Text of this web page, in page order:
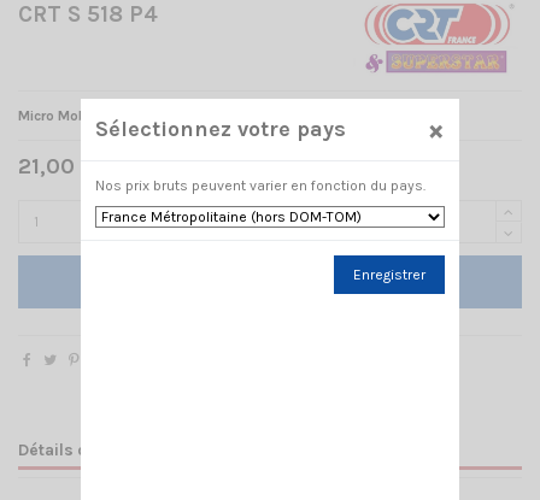
CRT S 518 P4
Micro Mobile Standard P4
21,00 € TTC
Détails du produit
Sélectionnez votre pays ×
Nos prix bruts peuvent varier en fonction du pays.
Enregistrer